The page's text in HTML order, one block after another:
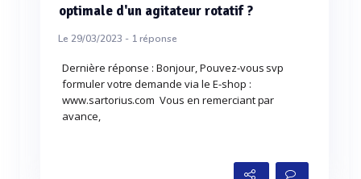
optimale d'un agitateur rotatif ?
Le 29/03/2023 - 1réponse
Dernière réponse : Bonjour, Pouvez-vous svp
formuler votre demande via le E-shop :
www.sartorius.com Vous en remerciant par
avance,